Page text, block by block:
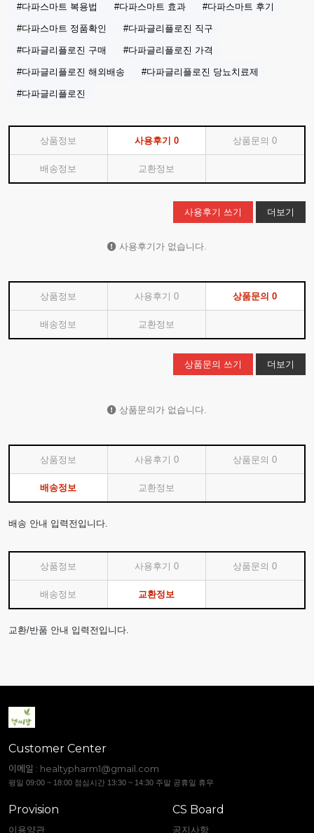
#다파스마트 복용법 #다파스마트 효과 #다파스마트 후기
#다파스마트 정품확인 #다파글리플로진 직구
#다파글리플로진 구매 #다파글리플로진 가격
#다파글리플로진 해외배송 #다파글리플로진 당뇨치료제
#다파글리플로진
상품정보 사용후기 0 상품문의0
배송정보 교환정보
사용후기 쓰기 더보기
사용후기가 없습니다.
상품정보 사용후기 0 상품문의0
배송정보 교환정보
상품문의 쓰기 더보기
상품문의가 없습니다.
상품정보 사용후기 0 상품문의0
배송정보 교환정보
배송 안내 입력전입니다.
상품정보 사용후기 0 상품문의0
배송정보 교환정보
교환/반품 안내 입력전입니다.
Customer Center
이메일 : healtypharm1@gmail.com
평일 09:00 ~ 18:00 점심시간 13:30 ~ 14:30 주말 공휴일 휴무
Provision
이용약관
CS Board
공지사항